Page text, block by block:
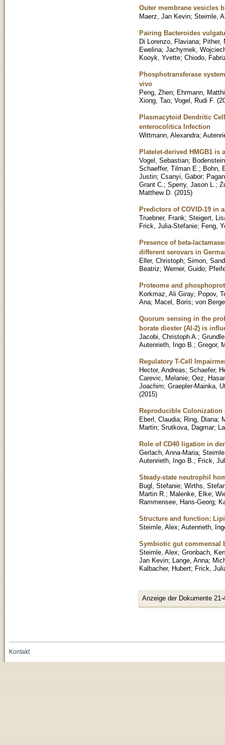
Outer membrane vesicles
Maerz, Jan Kevin; Steimle,
Pairing Bacteroides
Di Lorenzo, Flaviana; Pither,
Ewelina; Jachymek,
Kooyk, Yvette; Chiodo,
Phosphotransferase
vivo
Peng, Zhen; Ehrmann,
Xiong, Tao; Vogel, Rudi F. (
Plasmacytoid Dendritic
enterocolitica Infection
Wittmann, Alexandra;
Platelet-derived HMGB1
Vogel, Sebastian;
Schaeffer, Tilman E. ; Bohn,
Justin; Csanyi, Gabor;
Grant C. ; Sperry, Jason L. ;
Matthew D. (2015)
Predictors of COVID-19 in
Truebner, Frank; Steigert,
Frick, Julia-Stefanie; Feng,
Presence of beta-
different serovars in
Eller, Christoph; Simon,
Beatriz; Werner, Guido;
Proteome and
Korkmaz, Ali Giray; Popov,
Ana; Macel, Boris; von
Quorum sensing in the
borate diester (AI-2) is
Jacobi, Christoph A. ;
Autenrieth, Ingo B. ; Gregor,
Regulatory T-Cell
Hector, Andreas; Schaefer,
Carevic, Melanie; Oez,
Joachim; Graepler-Mainka,
(2015)
Reproducible Colonization
Eberl, Claudia; Ring, Diana;
Martin; Srutkova, Dagmar;
Role of CD40 ligation in
Gerlach, Anna-Maria;
Autenrieth, Ingo B. ; Frick,
Steady-state neutrophil
Bugl, Stefanie; Wirths,
Martin R. ; Malenke, Elke;
Rammensee, Hans-Georg;
Structure and function:
Steimle, Alex; Autenrieth,
Symbiotic gut commensal
Steimle, Alex; Gronbach,
Jan Kevin; Lange, Anna;
Kalbacher, Hubert; Frick,
Anzeige der Dokumente 21-
Kontakt